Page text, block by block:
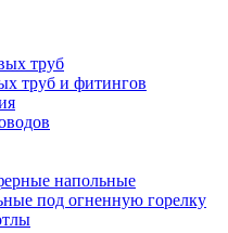
труб
труб и фитингов
напольные
под огненную горелку